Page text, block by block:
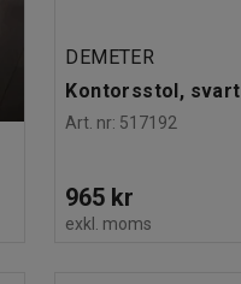
DEMETER
Kontorsstol, svart
Art. nr: 517192
965 kr
exkl. moms